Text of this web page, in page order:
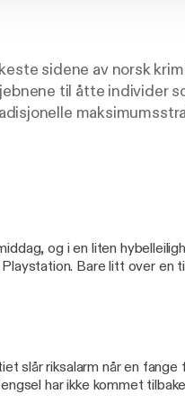
sidene av norsk
til åtte individer
presenterer disse
og dokumentarisk
livene bak
Norges
søker innsikt i
og i en liten
Bare litt over en
i/ddB3O/
mormorens-siste-
det-er-
slår riksalarm når en fange
har ikke kommet